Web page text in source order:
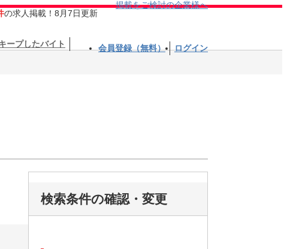
の求人掲載！8月7日更新
掲載をご検討の企業様へ
ープしたバイト 会員登録（無料） ログイン
検索条件の確認・変更